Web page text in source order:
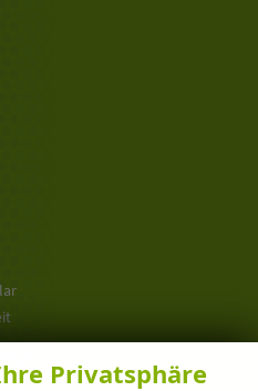
Privatsphäre